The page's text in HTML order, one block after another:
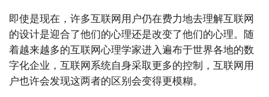
即使是现在，许多互联网用户仍在费力地去理解互联网
的设计是迎合了他们的心理还是改变了他们的心理。随
着越来越多的互联网心理学家进入遍布于世界各地的数
字化企业，互联网系统自身采取更多的控制，互联网用
户也许会发现这两者的区别会变得更模糊。